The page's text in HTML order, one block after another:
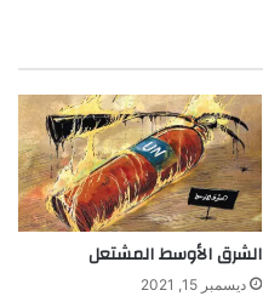
الشرق الأوسط المشتعل
ديسمبر 15, 2021